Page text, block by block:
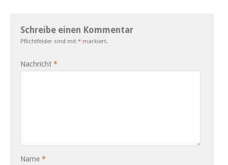
Schreibe einen Kommentar
Pflichtfelder sind mit * markiert.
Nachricht *
Name *